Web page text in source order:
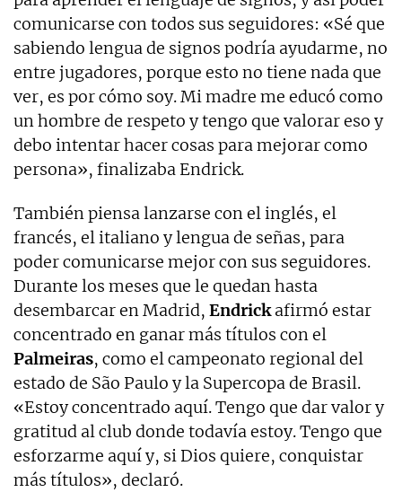
comunicarse con todos sus seguidores: «Sé que
sabiendo lengua de signos podría ayudarme, no
entre jugadores, porque esto no tiene nada que
ver, es por cómo soy. Mi madre me educó como
un hombre de respeto y tengo que valorar eso y
debo intentar hacer cosas para mejorar como
persona», finalizaba Endrick.
También piensa lanzarse con el inglés, el
francés, el italiano y lengua de señas, para
poder comunicarse mejor con sus seguidores.
Durante los meses que le quedan hasta
desembarcar en Madrid, Endrickafirmó estar
concentrado en ganar más títulos con el
Palmeiras, como el campeonato regional del
estado de São Paulo y la Supercopa de Brasil.
«Estoy concentrado aquí. Tengo que dar valor y
gratitud al club donde todavía estoy. Tengo que
esforzarme aquí y, si Dios quiere, conquistar
más títulos», declaró.